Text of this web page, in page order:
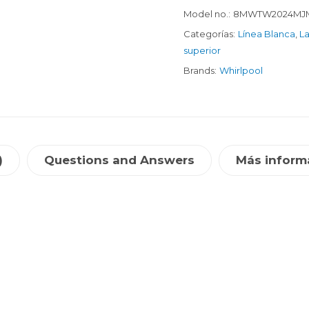
Model no.:
Categorías: Línea Blanca
superior
Brands: Whirlpool
Questions and Answers Más